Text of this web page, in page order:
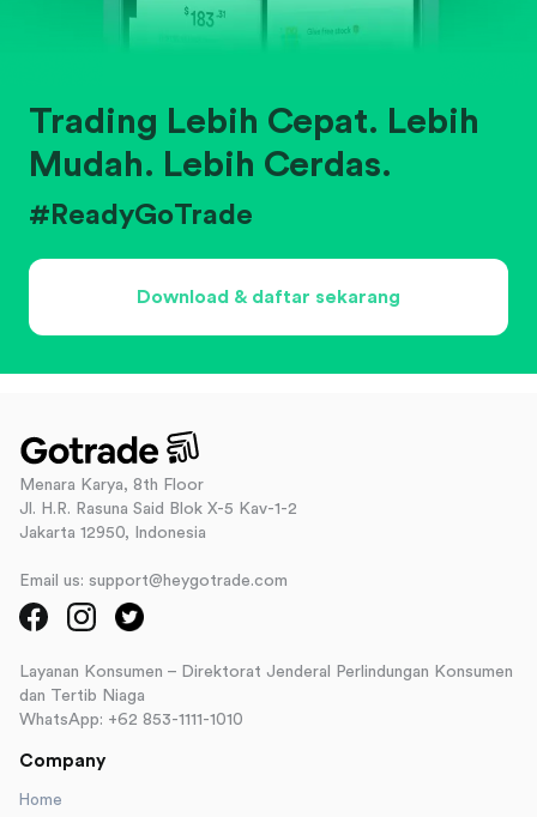
Trading Lebih Cepat. Lebih
Mudah. Lebih Cerdas.
#ReadyGoTrade
Download & daftar sekarang
Menara Karya, 8th Floor
Jl. H.R. Rasuna Said Blok X-5 Kav-1-2
Jakarta 12950, Indonesia
Email us: support@heygotrade.com
Layanan Konsumen – Direktorat Jenderal Perlindungan Konsumen
dan Tertib Niaga
WhatsApp: +62 853-1111-1010
Company
Home